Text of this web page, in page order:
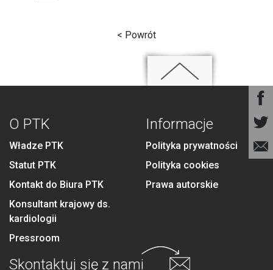
< Powrót
O PTK
Władze PTK
Statut PTK
Kontakt do Biura PTK
Konsultant krajowy ds.
kardiologii
Pressroom
Informacje
Polityka prywatności
Polityka cookies
Prawa autorskie
Skontaktuj się z nami